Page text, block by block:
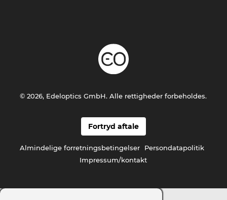
Fortryd aftale
Almindelige forretningsbetingelser
Persondatapolitik
Impressum/kontakt
© 2026, Edeloptics GmbH. Alle rettigheder forbeholdes.